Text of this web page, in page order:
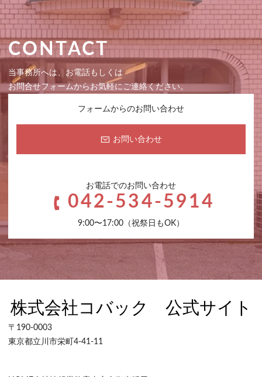
CONTACT
当事務所へは、お電話もしくは
お問合せフォームからお気軽にご連絡ください。
フォームからのお問い合わせ
お問い合わせ
お電話でのお問い合わせ
042-534-5914
9:00〜17:00（祝祭日もOK）
〒190-0003
東京都立川市栄町4-41-11